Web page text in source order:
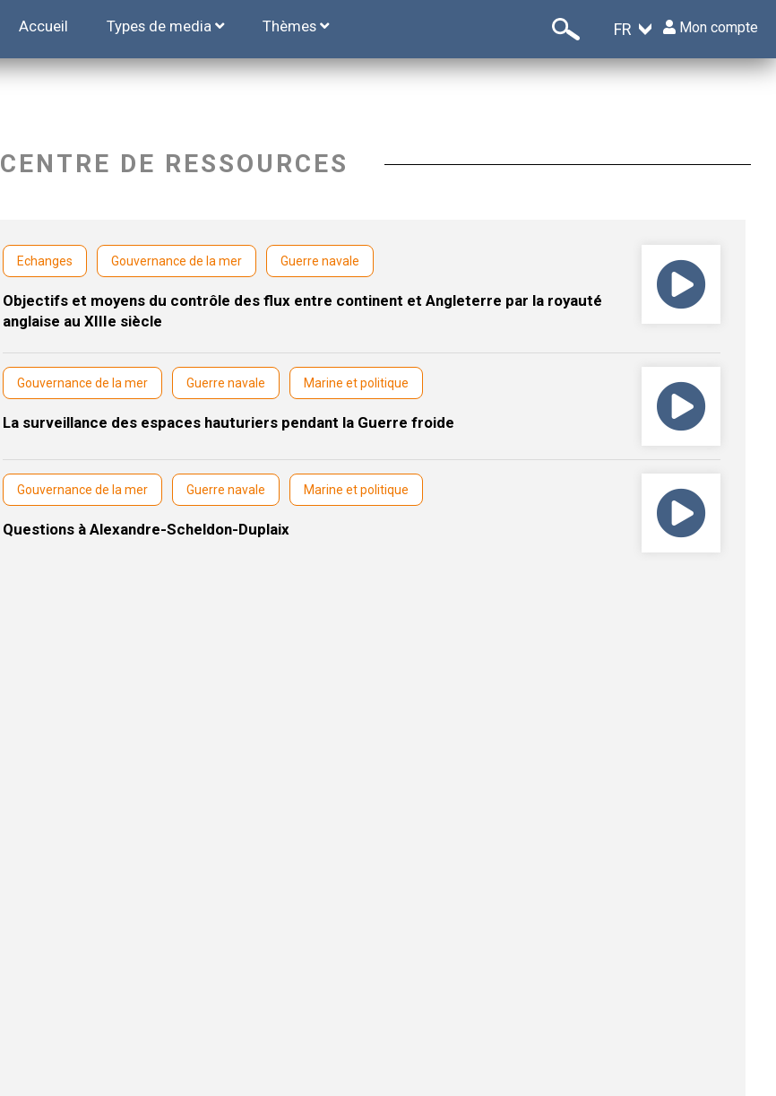
Accueil Types de media Thèmes FR Mon compte
CENTRE DE RESSOURCES
Echanges Gouvernance de la mer Guerre navale
Objectifs et moyens du contrôle des flux entre continent et Angleterre par la royauté
anglaise au XIIIe siècle
Gouvernance de la mer Guerre navale Marine et politique
La surveillance des espaces hauturiers pendant la Guerre froide
Gouvernance de la mer Guerre navale Marine et politique
Questions à Alexandre-Scheldon-Duplaix